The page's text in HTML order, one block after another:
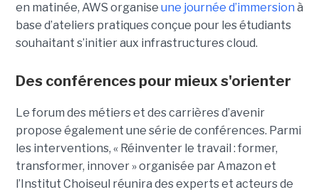
en matinée, AWS organise une journée d’immersion à
base d’ateliers pratiques conçue pour les étudiants
souhaitant s’initier aux infrastructures cloud.
Des conférences pour mieux s'orienter
Le forum des métiers et des carrières d’avenir
propose également une série de conférences. Parmi
les interventions, « Réinventer le travail : former,
transformer, innover » organisée par Amazon et
l’Institut Choiseul réunira des experts et acteurs de